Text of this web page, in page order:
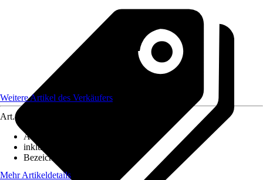
Weitere Artikel des Verkäufers
Art.-Nr.
Ausführung
inklusive Leuchtmittel
Bezeichnung Fassung
Mehr Artikeldetails